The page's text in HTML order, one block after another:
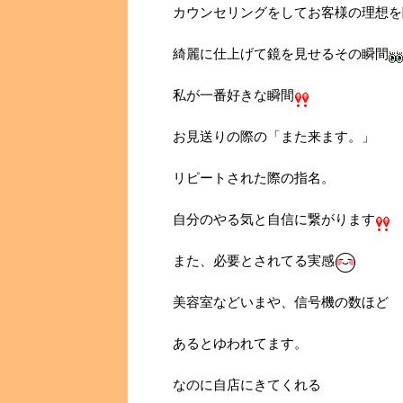
カウンセリングをしてお客様の理想
綺麗に仕上げて鏡を見せるその瞬間
私が一番好きな瞬間
お見送りの際の「また来ます。」
リピートされた際の指名。
自分のやる気と自信に繋がります
また、必要とされてる実感
美容室などいまや、信号機の数ほど
あるとゆわれてます。
なのに自店にきてくれる